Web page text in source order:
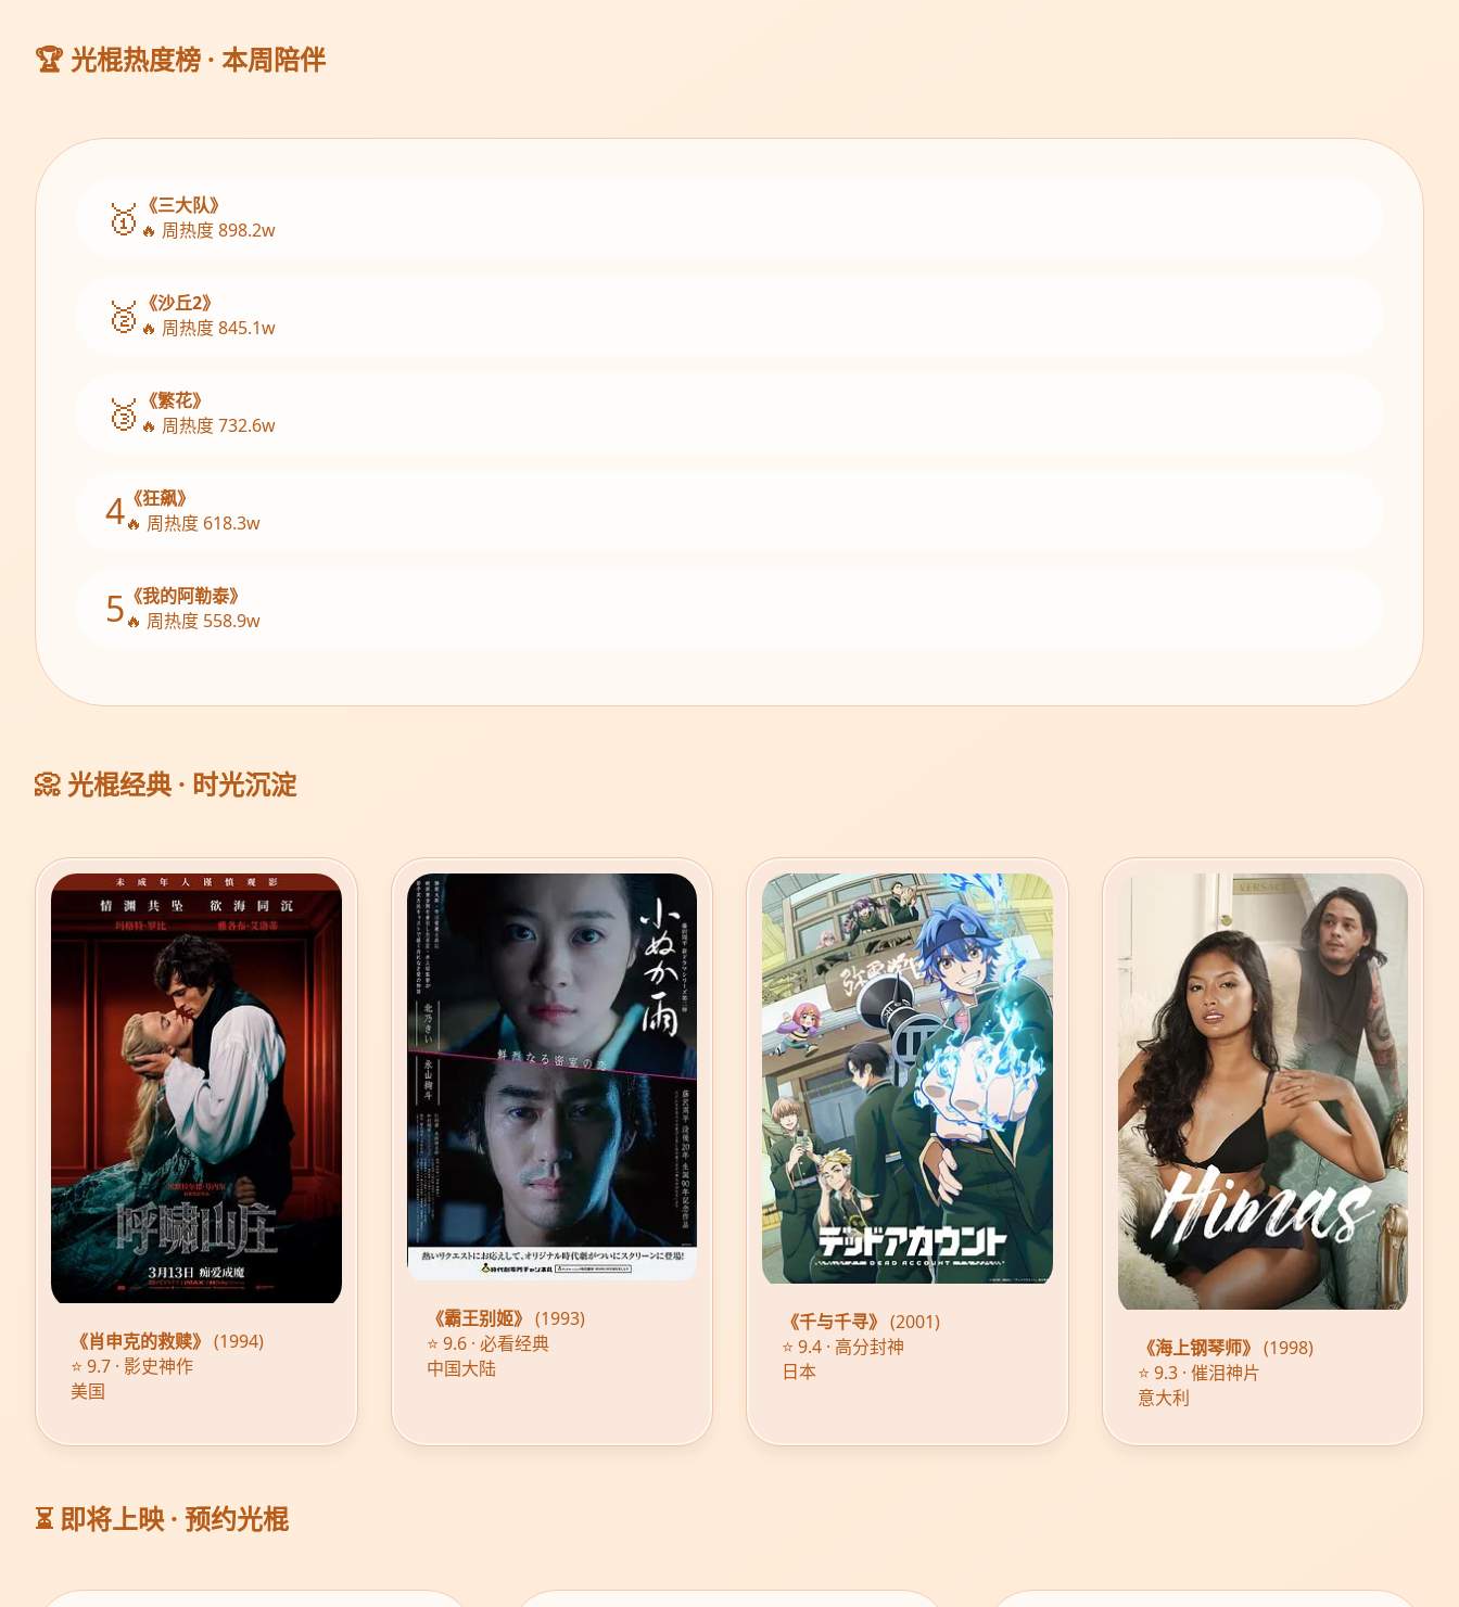
🏆 光棍热度榜 · 本周陪伴
🥇 《三大队》
🔥 周热度 898.2w
🥈 《沙丘2》
🔥 周热度 845.1w
🥉 《繁花》
🔥 周热度 732.6w
4 《狂飙》
🔥 周热度 618.3w
5 《我的阿勒泰》
🔥 周热度 558.9w
📀 光棍经典 · 时光沉淀
《肖申克的救赎》 (1994)
⭐ 9.7 · 影史神作
美国
《霸王别姬》 (1993)
⭐ 9.6 · 必看经典
中国大陆
《千与千寻》 (2001)
⭐ 9.4 · 高分封神
日本
《海上钢琴师》 (1998)
⭐ 9.3 · 催泪神片
意大利
⏳ 即将上映 · 预约光棍